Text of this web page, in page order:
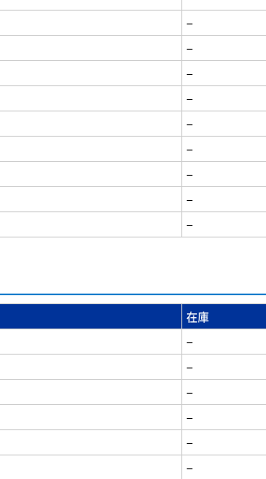
−
−
−
−
−
−
−
−
−
在庫
−
−
−
−
−
−